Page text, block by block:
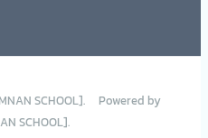
SCHOOL]. Powered by
SCHOOL].